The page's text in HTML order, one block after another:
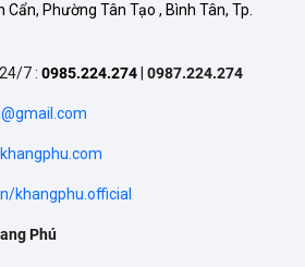
kéo
Phường Tân Tạo , Bình Tân, Tp.
7 : 0985.224.274 0987.224.274
khangphu.official
Phú